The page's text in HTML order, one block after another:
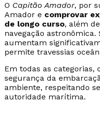
O Capitão Amador, por
Amador e comprovar
de longo curso, além
navegação astronômica.
aumentam
permite travessias
Em todas as
segurança da
ambiente, respeitando
autoridade marítima.